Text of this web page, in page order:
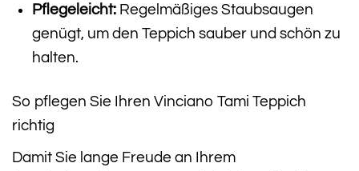
Pflegeleicht:Regelmäßiges Staubsaugen
genügt, um den Teppich sauber und schön zu
halten.
So pflegen Sie Ihren Vinciano Tami Teppich
richtig
Damit Sie lange Freude an Ihrem